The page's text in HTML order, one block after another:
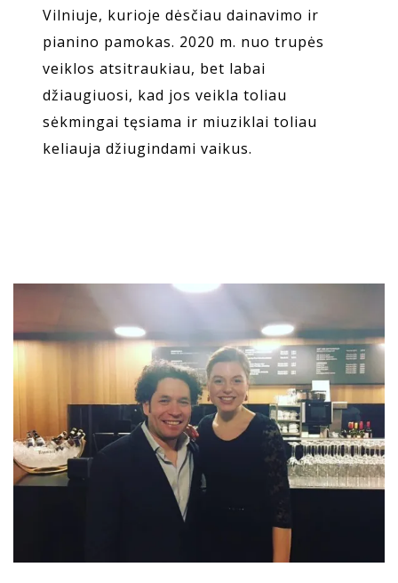
Vilniuje, kurioje dėsčiau dainavimo ir
pianino pamokas. 2020 m. nuo trupės
veiklos atsitraukiau, bet labai
džiaugiuosi, kad jos veikla toliau
sėkmingai tęsiama ir miuziklai toliau
keliauja džiugindami vaikus.